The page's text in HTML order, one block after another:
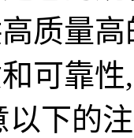
质量
可靠
下的